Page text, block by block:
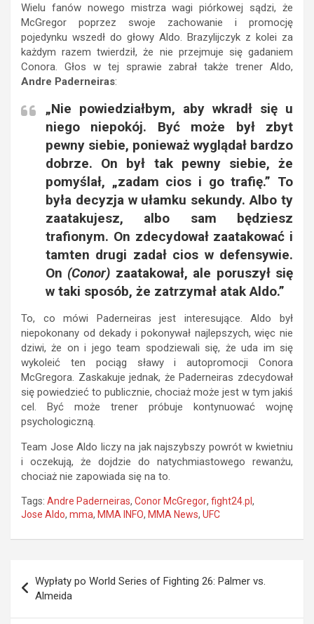
Wielu fanów nowego mistrza wagi piórkowej sądzi, że
McGregor poprzez swoje zachowanie i promocję
pojedynku wszedł do głowy Aldo. Brazylijczyk z kolei za
każdym razem twierdził, że nie przejmuje się gadaniem
Conora. Głos w tej sprawie zabrał także trener Aldo,
Andre Paderneiras:
„Nie powiedziałbym, aby wkradł się u
niego niepokój. Być może był zbyt
pewny siebie, ponieważ wyglądał bardzo
dobrze. On był tak pewny siebie, że
pomyślał, „zadam cios i go trafię.” To
była decyzja w ułamku sekundy. Albo ty
zaatakujesz, albo sam będziesz
trafionym. On zdecydował zaatakować i
tamten drugi zadał cios w defensywie.
On (Conor) zaatakował, ale poruszył się
w taki sposób, że zatrzymał atak Aldo.”
To, co mówi Paderneiras jest interesujące. Aldo był
niepokonany od dekady i pokonywał najlepszych, więc nie
dziwi, że on i jego team spodziewali się, że uda im się
wykoleić ten pociąg sławy i autopromocji Conora
McGregora. Zaskakuje jednak, że Paderneiras zdecydował
się powiedzieć to publicznie, chociaż może jest w tym jakiś
cel. Być może trener próbuje kontynuować wojnę
psychologiczną.
Team Jose Aldo liczy na jak najszybszy powrót w kwietniu
i oczekują, że dojdzie do natychmiastowego rewanżu,
chociaż nie zapowiada się na to.
Tags: Andre Paderneiras, Conor McGregor, fight24.pl ,
Jose Aldo, mma, MMA INFO, MMA News, UFC
wpisu
Wypłaty po World Series of Fighting 26: Palmer vs.
Almeida